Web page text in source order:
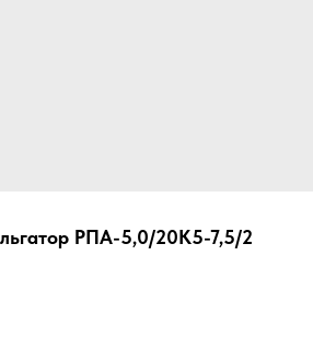
РПА-5,0/20К5-7,5/2